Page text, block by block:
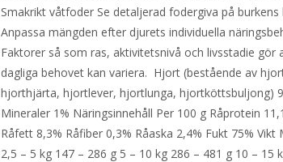
Smakrikt våtfoder Se detaljerad fodergiva på burkens
Anpassa mängden efter djurets individuella
Faktorer så som ras, aktivitetsnivå och livsstadie gör
dagliga behovet kan variera. Hjort (bestående av
hjorthjärta, hjortlever, hjortlunga, hjortköttsbuljong)
Mineraler 1% Näringsinnehåll Per 100 g Råprotein
Råfett 8,3% Råfiber 0,3% Råaska 2,4% Fukt 75% Vikt
2,5 – 5 kg 147 – 286 g 5 – 10 kg 286 – 481 g 10 – 15